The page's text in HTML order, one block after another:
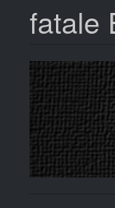
fatale